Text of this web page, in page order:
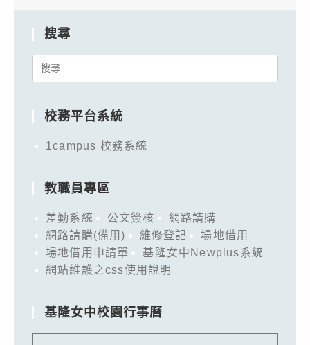
搜尋
Search
校務平台系統
1campus 校務系統
教職員專區
差勤系統 公文簽核
網路請購
網路請購(備用)
維修登記
場地借用
場地借用申請單
基隆女中Newplus系統
網站維護之css使用說明
基隆女中校園行事曆